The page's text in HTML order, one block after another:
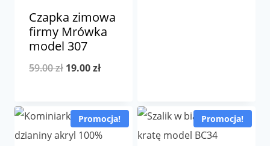
Czapka zimowa
firmy Mrówka
model 307
59.00zł Pierwotna
59.00 zł.
19.00złAktualna
19.00 zł.
Promocja! Promocja!